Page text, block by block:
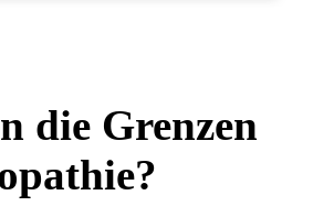
die Grenzen